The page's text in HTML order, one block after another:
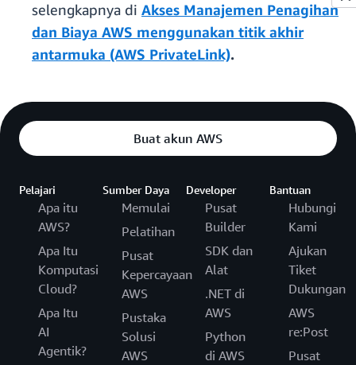
selengkapnya di Akses Manajemen Penagihan
dan Biaya AWS menggunakan titik akhir
antarmuka (AWS PrivateLink).
Buat akun AWS
Pelajari
Apa itu
AWS?
Apa Itu
Komputasi
Cloud?
Apa Itu
AI
Agentik?
Sumber Daya
Memulai
Pelatihan
Pusat
Kepercayaan
AWS
Pustaka
Solusi
AWS
Developer
Pusat
Builder
SDK dan
Alat
.NET di
AWS
Python
di AWS
Bantuan
Hubungi
Kami
Ajukan
Tiket
Dukungan
AWS
re:Post
Pusat